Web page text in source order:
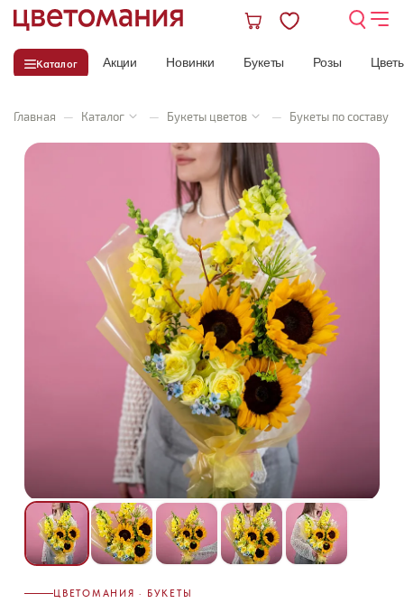
Каталог Акции Новинки Букеты Розы
Главная — Каталог — Букеты цветов — Букеты по составу
ЦВЕТОМАНИЯ · БУКЕТЫ